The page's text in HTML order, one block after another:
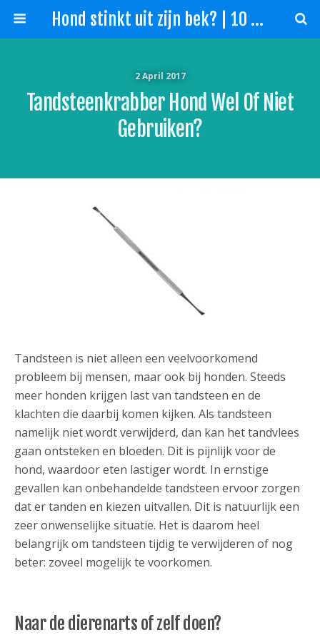
Hond stinkt uit zijn bek? | 10 Tips slechte adem hond!
2 April 2017
Tandsteenkrabber Hond Wel Of Niet
Gebruiken?
Tandsteen is niet alleen een veelvoorkomend
probleem bij mensen, maar ook bij honden. Steeds
meer honden krijgen last van tandsteen en de
klachten die daarbij komen kijken. Als tandsteen
namelijk niet wordt verwijderd, dan kan het tandvlees
gaan ontsteken en bloeden. Dit is pijnlijk voor de
hond, waardoor eten lastiger wordt. In ernstige
gevallen kan onbehandelde tandsteen ervoor zorgen
dat er tanden en kiezen uitvallen. Dit is natuurlijk een
zeer onwenselijke situatie. Het is daarom heel
belangrijk om tandsteen tijdig te verwijderen of nog
beter: zoveel mogelijk te voorkomen.
Naar de dierenarts of zelf doen?